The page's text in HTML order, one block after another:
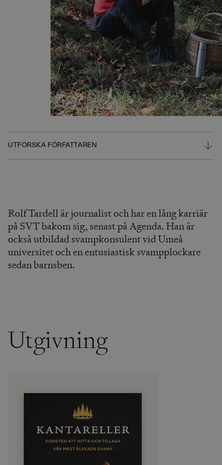
T
T
L
L
UTFORSKA FÖRFATTAREN
Rolf Tardell är journalist och har en lång karriär
på SVT bakom sig, senast på Agenda. Han är
också utbildad svampkonsulent vid Umeå
universitet och en entusiastisk svampplockare
sedan barnsben.
Utgivning